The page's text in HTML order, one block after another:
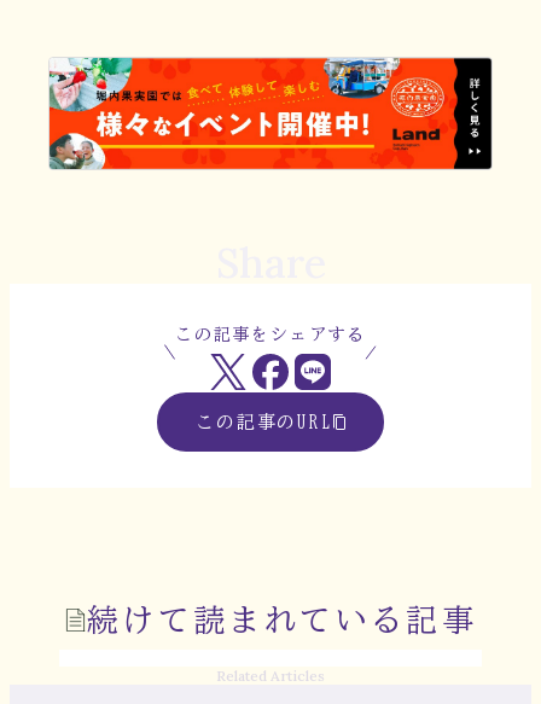
この記事をシェアする
この記事のURL
続けて読まれている記事
Related Articles